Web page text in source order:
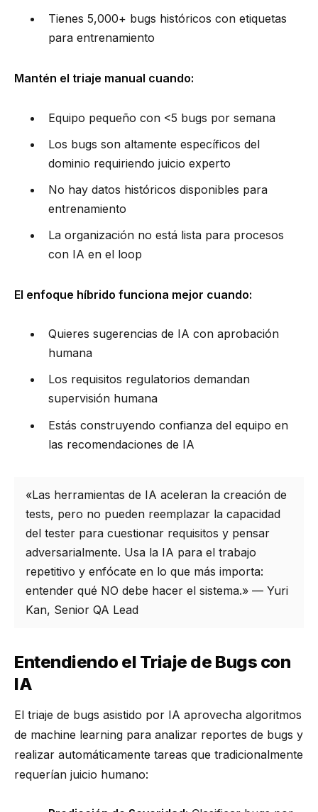
Tienes 5,000+ bugs históricos con etiquetas
para entrenamiento
Mantén el triaje manual cuando:
Equipo pequeño con <5 bugs por semana
Los bugs son altamente específicos del
dominio requiriendo juicio experto
No hay datos históricos disponibles para
entrenamiento
La organización no está lista para procesos
con IA en el loop
El enfoque híbrido funciona mejor cuando:
Quieres sugerencias de IA con aprobación
humana
Los requisitos regulatorios demandan
supervisión humana
Estás construyendo confianza del equipo en
las recomendaciones de IA
«Las herramientas de IA aceleran la creación de
tests, pero no pueden reemplazar la capacidad
del tester para cuestionar requisitos y pensar
adversarialmente. Usa la IA para el trabajo
repetitivo y enfócate en lo que más importa:
entender qué NO debe hacer el sistema.» — Yuri
Kan, Senior QA Lead
Entendiendo el Triaje de Bugs con
IA
El triaje de bugs asistido por IA aprovecha algoritmos
de machine learning para analizar reportes de bugs y
realizar automáticamente tareas que tradicionalmente
requerían juicio humano: